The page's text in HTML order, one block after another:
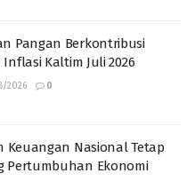
Pangan Berkontribusi
Kaltim Juli 2026
2026 0
Keuangan Nasional Tetap
Pertumbuhan Ekonomi